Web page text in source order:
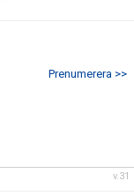
Prenumerera >>
v.31